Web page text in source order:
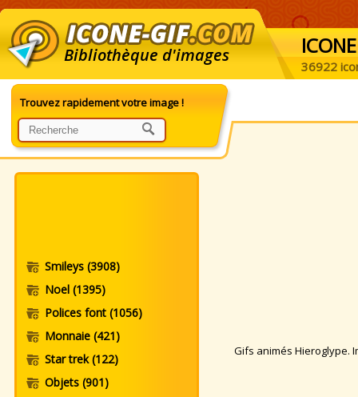
Bibliothèque d'images ICONE
36922
Trouvez rapidement votre image !
Smileys (3908)
Noel (1395)
Polices font (1056)
Monnaie (421)
Star trek(122)
Objets (901)
Gifs animés Hieroglype.